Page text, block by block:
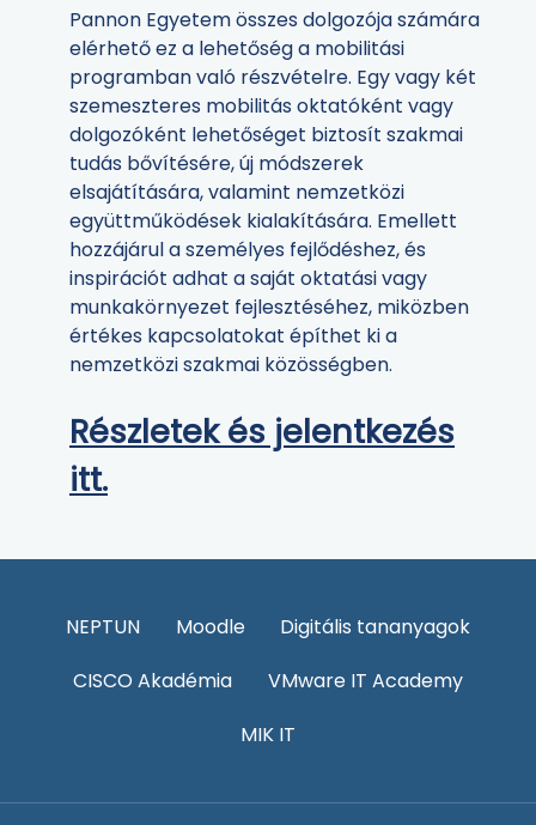
Pannon Egyetem összes dolgozója számára
elérhető ez a lehetőség a mobilitási
programban való részvételre. Egy vagy két
szemeszteres mobilitás oktatóként vagy
dolgozóként lehetőséget biztosít szakmai
tudás bővítésére, új módszerek
elsajátítására, valamint nemzetközi
együttműködések kialakítására. Emellett
hozzájárul a személyes fejlődéshez, és
inspirációt adhat a saját oktatási vagy
munkakörnyezet fejlesztéséhez, miközben
értékes kapcsolatokat építhet ki a
nemzetközi szakmai közösségben.
Részletek és jelentkezés
itt.
NEPTUN Moodle
Digitális tananyagok
CISCO Akadémia
VMware IT Academy
MIK IT